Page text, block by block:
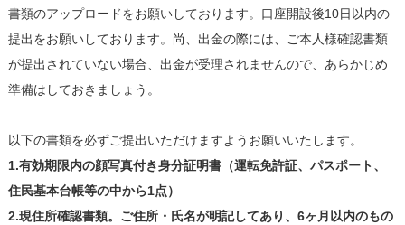
書類のアップロードをお願いしております。口座開設後10日以内の
提出をお願いしております。尚、出金の際には、ご本人様確認書類
が提出されていない場合、出金が受理されませんので、あらかじめ
準備はしておきましょう。
以下の書類を必ずご提出いただけますようお願いいたします。
1.有効期限内の顔写真付き身分証明書（運転免許証、パスポート、
住民基本台帳等の中から1点）
2.現住所確認書類。ご住所・氏名が明記してあり、6ヶ月以内のもの